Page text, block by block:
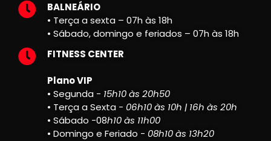
BALNEÁRIO
• Terça a sexta – 07h às 18h
• Sábado, domingo e feriados – 07h às 18h
FITNESS CENTER
Plano VIP
• Segunda - 15h10 às 20h50
• Terça a Sexta - 06h10 às 10h | 16h às 20h
• Sábado -08h10 às 11h00
• Domingo e Feriado - 08h10 às 13h20